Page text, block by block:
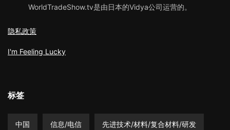
WorldTradeShow.tv是由日本的Vidya公司运营的。
隐私政策
I'm Feeling Lucky
标签
中国 信息/电信 先进技术/材料/复合材料/研发